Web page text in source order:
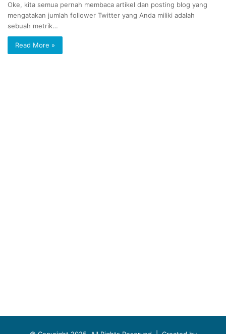
Oke, kita semua pernah membaca artikel dan posting blog yang
mengatakan jumlah follower Twitter yang Anda miliki adalah
sebuah metrik…
Read More »